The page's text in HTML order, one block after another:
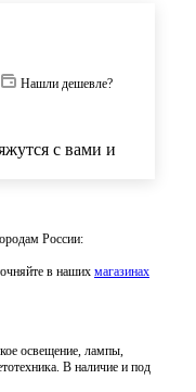
Нашли дешевле?
с вами и
России:
в наших магазинах
освещение, лампы,
В наличие и под